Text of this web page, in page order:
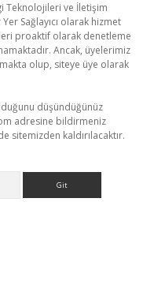
Teknolojileri ve İletişim
Sağlayıcı olarak hizmet
proaktif olarak denetleme
Ancak, üyelerimiz
olup, siteye üye olarak
düşündüğünüz
adresine bildirmeniz
sitemizden kaldırılacaktır.